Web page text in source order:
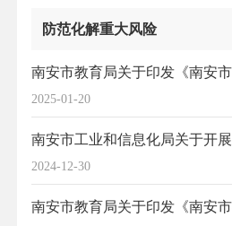
防范化解重大风险
2025-01-20
南安市教育局关于印发《南安市教育系统食堂食材
2024-12-30
南安市工业和信息化局关于开展工信领域今冬明春安全
南安市教育局关于印发《南安市教育系统校外供餐